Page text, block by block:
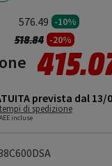
576.49 -10%
Prezzo ridotto da
518.84a-20%
prevista dal 13/
di spedizione
incluse